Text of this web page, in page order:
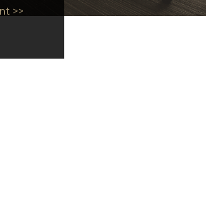
>>